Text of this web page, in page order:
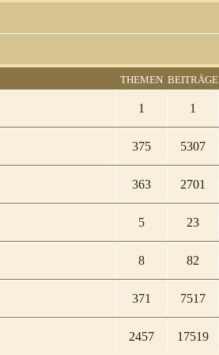
THEMEN BEITRÄGE
1 1
375 5307
363 2701
5 23
8 82
371 7517
2457 17519